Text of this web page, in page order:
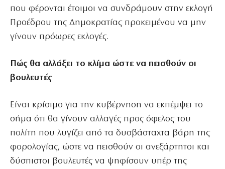
που φέρονται έτοιμοι να συνδράμουν στην εκλογή
Προέδρου της Δημοκρατίας προκειμένου να μην
γίνουν πρόωρες εκλογές.
Πώς θα αλλάξει το κλίμα ώστε να πεισθούν οι
βουλευτές
Είναι κρίσιμο για την κυβέρνηση να εκπέμψει το
σήμα ότι θα γίνουν αλλαγές προς όφελος του
πολίτη που λυγίζει από τα δυσβάσταχτα βάρη της
φορολογίας, ώστε να πεισθούν οι ανεξάρτητοι και
δύσπιστοι βουλευτές να ψηφίσουν υπέρ της